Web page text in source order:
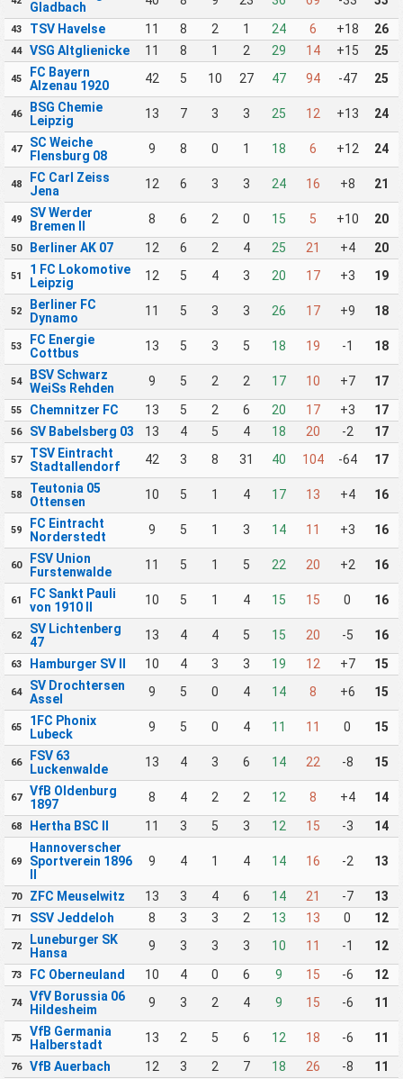
Gladbach
43 TSV Havelse 11 8 2 1 24 6 +18 26
44 VSG Altglienicke 11 8 1 2 29 14 +15 25
45
FC Bayern
Alzenau 1920
42 5 10 27 47 94 -47 25
46
BSG Chemie
Leipzig
13 7 3 3 25 12 +13 24
47
SC Weiche
Flensburg 08
9 8 0 1 18 6 +12 24
48
FC Carl Zeiss
Jena
12 6 3 3 24 16 +8 21
49
SV Werder
Bremen II
8 6 2 0 15 5 +10 20
50 Berliner AK 07 12 6 2 4 25 21 +4 20
51
1 FC Lokomotive
Leipzig
12 5 4 3 20 17 +3 19
52
Berliner FC
Dynamo
11 5 3 3 26 17 +9 18
53
FC Energie
Cottbus
13 5 3 5 18 19 -1 18
54
BSV Schwarz
WeiSs Rehden
9 5 2 2 17 10 +7 17
55 Chemnitzer FC 13 5 2 6 20 17 +3 17
56 SV Babelsberg 03 13 4 5 4 18 20 -2 17
57
TSV Eintracht
Stadtallendorf
42 3 8 31 40 104 -64 17
58
Teutonia 05
Ottensen
10 5 1 4 17 13 +4 16
59
FC Eintracht
Norderstedt
9 5 1 3 14 11 +3 16
60
FSV Union
Furstenwalde
11 5 1 5 22 20 +2 16
61
FC Sankt Pauli
von 1910 II
10 5 1 4 15 15 0 16
62
SV Lichtenberg
47
13 4 4 5 15 20 -5 16
63 Hamburger SV II 10 4 3 3 19 12 +7 15
64
SV Drochtersen
Assel
9 5 0 4 14 8 +6 15
65
1FC Phonix
Lubeck
9 5 0 4 11 11 0 15
66
FSV 63
Luckenwalde
13 4 3 6 14 22 -8 15
67
VfB Oldenburg
1897
8 4 2 2 12 8 +4 14
68 Hertha BSC II 11 3 5 3 12 15 -3 14
69
Hannoverscher
Sportverein 1896
9 4 1 4 14 16 -2 13
70 ZFC Meuselwitz 13 3 4 6 14 21 -7 13
71 SSV Jeddeloh 8 3 3 2 13 13 0 12
72
Luneburger SK
Hansa
9 3 3 3 10 11 -1 12
73 FC Oberneuland 10 4 0 6 9 15 -6 12
74
VfV Borussia 06
Hildesheim
9 3 2 4 9 15 -6 11
75
VfB Germania
Halberstadt
13 2 5 6 12 18 -6 11
76 VfB Auerbach 12 3 2 7 18 26 -8 11